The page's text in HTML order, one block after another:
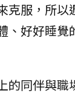
服，所以
好好睡
的同伴與職